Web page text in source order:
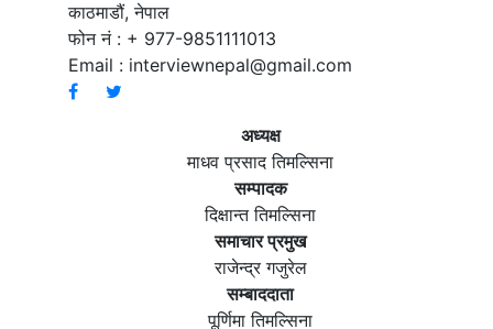
काठमाडौं, नेपाल
फोन नं : + 977-9851111013
Email : interviewnepal@gmail.com
अध्यक्ष
माधव प्रसाद तिमल्सिना
सम्पादक
दिक्षान्त तिमल्सिना
समाचार प्रमुख
राजेन्द्र गजुरेल
सम्बाददाता
पूर्णिमा तिमल्सिना